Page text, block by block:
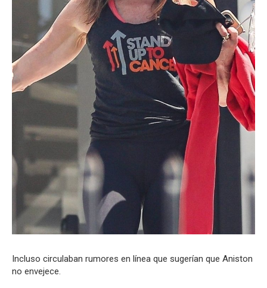
Incluso circulaban rumores en línea que sugerían que Aniston
no envejece.